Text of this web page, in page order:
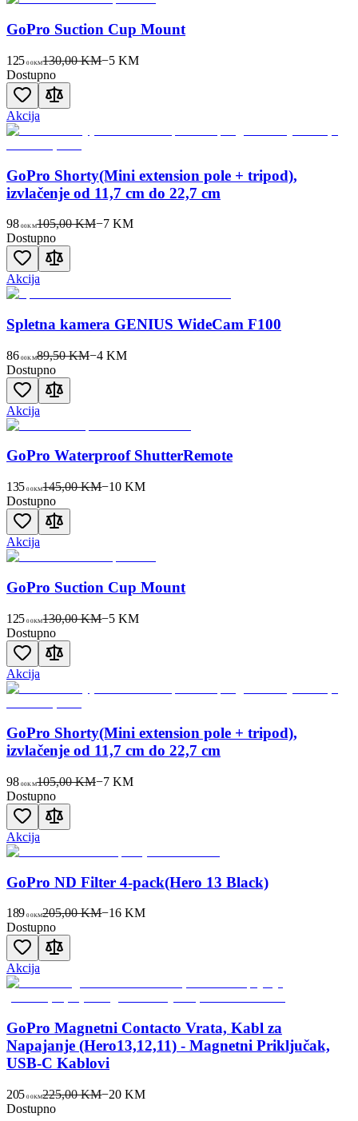
GoPro Suction Cup Mount
125 00KM130,00 KM−5 KM
Dostupno
Akcija
GoPro Shorty(Mini extension pole + tripod),
izvlačenje od 11,7 cm do 22,7 cm
98 00KM105,00 KM−7KM
Dostupno
Akcija
Spletna kamera GENIUS WideCam F100
86 00KM89,50 KM−4KM
Dostupno
Akcija
GoPro Waterproof ShutterRemote
135 00KM145,00 KM−10 KM
Dostupno
Akcija
GoPro Suction Cup Mount
125 00KM130,00 KM−5 KM
Dostupno
Akcija
GoPro Shorty(Mini extension pole + tripod),
izvlačenje od 11,7 cm do 22,7 cm
98 00KM105,00 KM−7KM
Dostupno
Akcija
GoPro ND Filter 4-pack(Hero 13 Black)
189 00KM205,00 KM−16 KM
Dostupno
Akcija
GoPro Magnetni Contacto Vrata, Kabl za
Napajanje (Hero13,12,11) - Magnetni Priključak,
USB-C Kablovi
205 00KM225,00 KM−20 KM
Dostupno